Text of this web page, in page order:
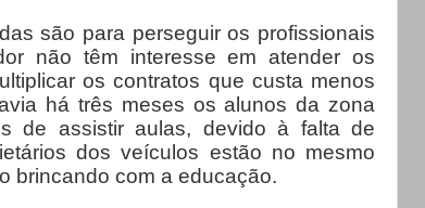
são para perseguir os profissionais
não têm interesse em atender os
os contratos que custa menos
há três meses os alunos da zona
de assistir aulas, devido à falta de
dos veículos estão no mesmo
brincando com a educação.